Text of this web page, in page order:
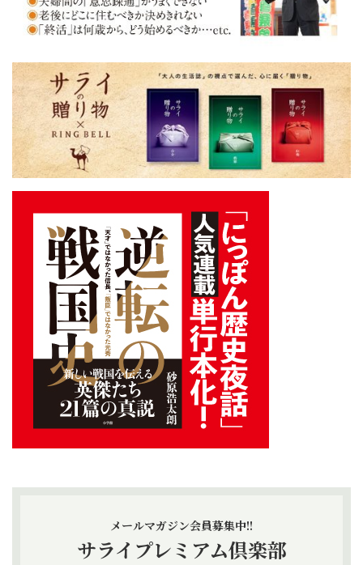
メールマガジン会員募集中!!
サライプレミアム倶楽部